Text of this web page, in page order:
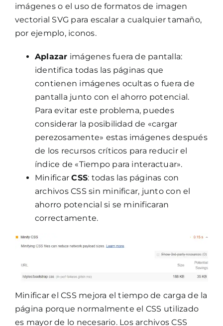
imágenes o el uso de formatos de imagen
vectorial SVG para escalar a cualquier tamaño,
por ejemplo, iconos.
Aplazar imágenes fuera de pantalla:
identifica todas las páginas que
contienen imágenes ocultas o fuera de
pantalla junto con el ahorro potencial.
Para evitar este problema, puedes
considerar la posibilidad de «cargar
perezosamente» estas imágenes después
de los recursos críticos para reducir el
índice de «Tiempo para interactuar».
MinificarCSS: todas las páginas con
archivos CSS sin minificar, junto con el
ahorro potencial si se minificaran
correctamente.
Minificar el CSS mejora el tiempo de carga de la
página porque normalmente el CSS utilizado
es mayor de lo necesario. Los archivos CSS